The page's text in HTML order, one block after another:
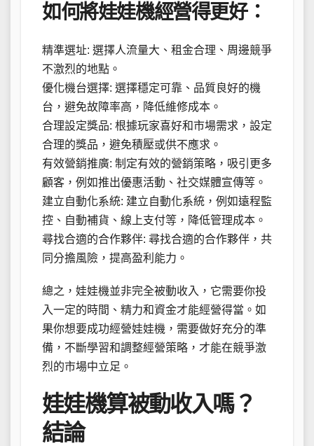
如何將娃娃機經營得更好：
精準選址: 選擇人流量大、租金合理、周邊競爭
不激烈的地點。
優化機台選擇: 選擇穩定可靠、品質良好的機
台，避免故障率高，降低維修成本。
合理設定獎品: 根據玩家喜好和市場需求，設定
合理的獎品，避免積壓或供不應求。
有效營銷推廣: 制定有效的營銷策略，吸引更多
顧客，例如推出優惠活動、社交媒體宣傳等。
建立自動化系統: 建立自動化系統，例如遠程監
控、自動補貨、線上支付等，降低管理成本。
尋找合適的合作夥伴: 尋找合適的合作夥伴，共
同分擔風險，提高盈利能力。
總之，娃娃機並非完全被動收入，它需要你投
入一定的時間、精力和資金才能經營得當。如
果你想要成功經營娃娃機，需要做好充分的準
備，不斷學習和調整經營策略，才能在競爭激
烈的市場中立足。
娃娃機算被動收入嗎？
結論